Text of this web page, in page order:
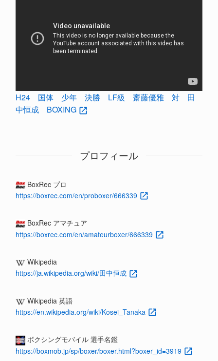
H24 国体 少年 決勝 LF級 齋藤優雅 対 田
中恒成 BOXING
プロフィール
BoxRec プロ
https://boxrec.com/en/proboxer/666339
BoxRec アマチュア
https://boxrec.com/en/amateurboxer/666339
Wikipedia
https://ja.wikipedia.org/wiki/田中恒成
Wikipedia 英語
https://en.wikipedia.org/wiki/Kosei_Tanaka
ボクシングモバイル 選手名鑑
https://boxmob.jp/sp/boxer/boxer.html?boxer_id=3919